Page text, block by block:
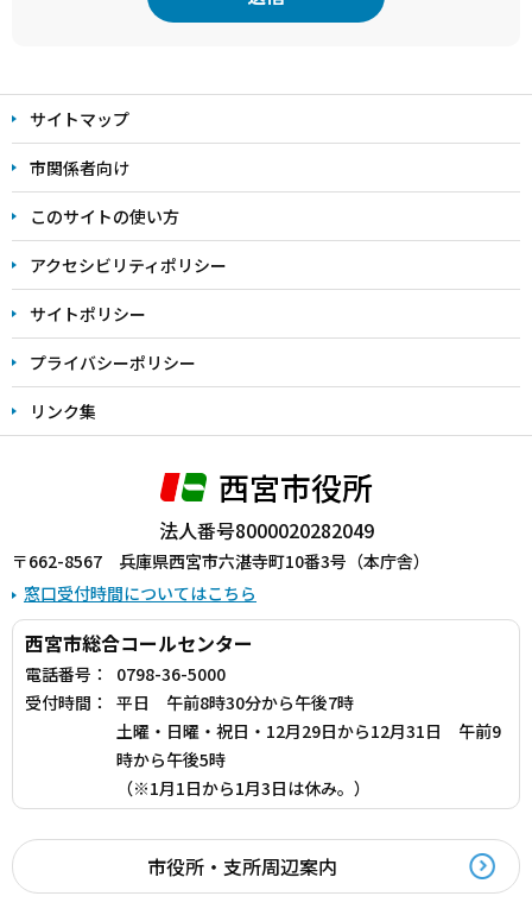
文
こ
こ
ま
サイトマップ
市関係者向け
このサイトの使い方
アクセシビリティポリシー
サイトポリシー
プライバシーポリシー
リンク集
西宮市役所
法人番号8000020282049
〒662-8567 兵庫県西宮市六湛寺町10番3号（本庁舎）
窓口受付時間についてはこちら
西宮市総合コールセンター
電話番号：
0798-36-5000
受付時間：
平日 午前8時30分から午後7時
土曜・日曜・祝日・12月29日から12月31日 午前9
時から午後5時
（※1月1日から1月3日は休み。）
市役所・支所周辺案内